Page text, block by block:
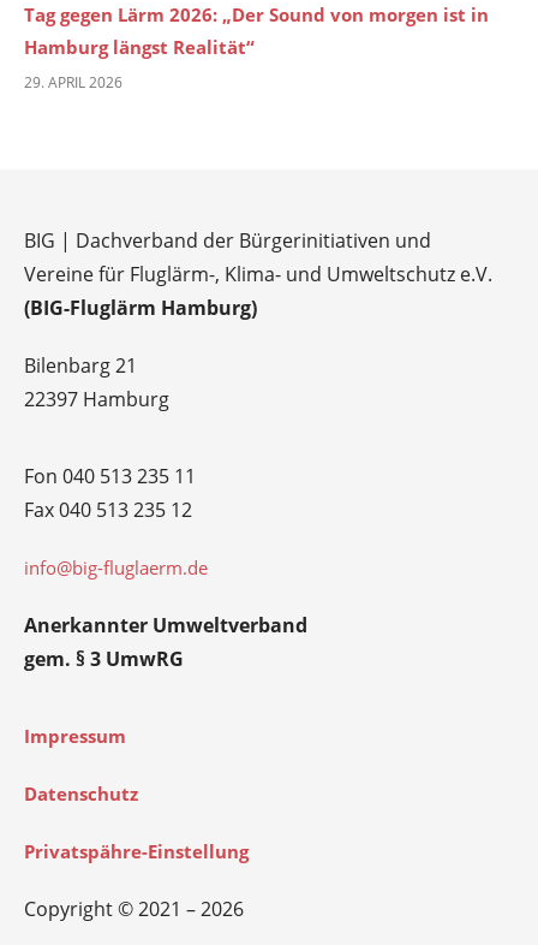
Tag gegen Lärm 2026: „Der Sound von morgen ist in
Hamburg längst Realität“
29. APRIL 2026
BIG | Dachverband der Bürgerinitiativen und
Vereine für Fluglärm-, Klima- und Umweltschutz e.V.
(BIG-Fluglärm Hamburg)
Bilenbarg 21
22397 Hamburg
Fon 040 513 235 11
Fax 040 513 235 12
info@big-fluglaerm.de
Anerkannter Umweltverband
gem. § 3 UmwRG
Impressum
Datenschutz
Privatspähre-Einstellung
Copyright © 2021 – 2026